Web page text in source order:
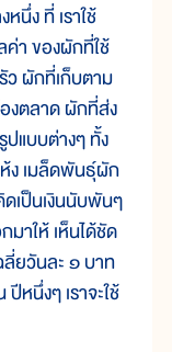
ง ที่ เราใช้
ค่า ของผักที่ใช้
ว ผักที่เก็บตาม
งตลาด ผักที่ส่ง
ปแบบต่างๆ ทั้ง
ง เมล็ดพันธุ์ผัก
ดเป็นเงินนับพันๆ
มาให้ เห็นได้ชัด
ลี่ยวันละ ๑ บาท
หนึ่งๆ เราจะใช้